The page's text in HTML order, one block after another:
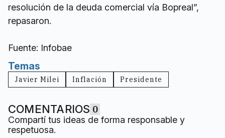
resolución de la deuda comercial vía Bopreal”,
repasaron.
Fuente: Infobae
Temas
Javier Milei Inflación Presidente
COMENTARIOS 0
Compartí tus ideas de forma responsable y
respetuosa.